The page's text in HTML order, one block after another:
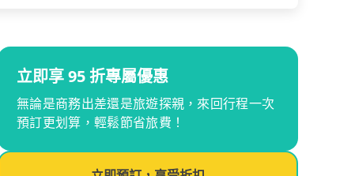
立即享 95 折專屬優惠
無論是商務出差還是旅遊探親，來回行程一次
預訂更划算，輕鬆節省旅費！